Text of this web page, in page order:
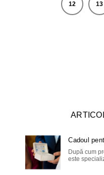
12 13
Cadoul
După cum
este